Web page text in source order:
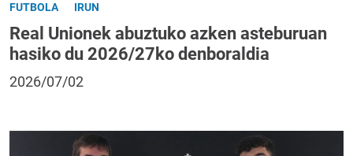
FUTBOLA IRUN
Real Unionek abuztuko azken asteburuan
hasiko du 2026/27ko denboraldia
2026/07/02